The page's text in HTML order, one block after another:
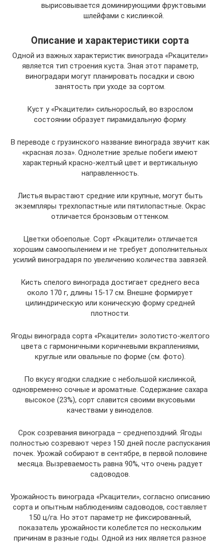
вырисовывается доминирующими фруктовыми
шлейфами с кислинкой.
Описание и характеристики сорта
Одной из важных характеристик винограда «Ркацители»
является тип строения куста. Зная этот параметр,
виноградари могут планировать посадки и свою
занятость при уходе за сортом.
Куст у «Ркацители» сильнорослый, во взрослом
состоянии образует пирамидальную форму.
В переводе с грузинского название винограда звучит как
«красная лоза». Однолетние зрелые побеги имеют
характерный красно-желтый цвет и вертикальную
направленность.
Листья вырастают средние или крупные, могут быть
экземпляры трехлопастные или пятилопастные. Окрас
отличается бронзовым оттенком.
Цветки обоеполые. Сорт «Ркацители» отличается
хорошим самоопылением и не требует дополнительных
усилий виноградаря по увеличению количества завязей.
Кисть спелого винограда достигает среднего веса
около 170 г, длины 15-17 см. Внешне формирует
цилиндрическую или коническую форму средней
плотности.
Ягоды винограда сорта «Ркацители» золотисто-желтого
цвета с гармоничными коричневыми вкраплениями,
круглые или овальные по форме (см. фото).
По вкусу ягодки сладкие с небольшой кислинкой,
одновременно сочные и ароматные. Содержание сахара
высокое (23%), сорт славится своими вкусовыми
качествами у виноделов.
Срок созревания винограда – среднепоздний. Ягоды
полностью созревают через 150 дней после распускания
почек. Урожай собирают в сентябре, в первой половине
месяца. Вызреваемость равна 90%, что очень радует
садоводов.
Урожайность винограда «Ркацители», согласно описанию
сорта и опытным наблюдениям садоводов, составляет
150 ц/га. Но этот параметр не фиксированный,
показатель урожайности колеблется по нескольким
причинам в разные годы. Одной из них является разное